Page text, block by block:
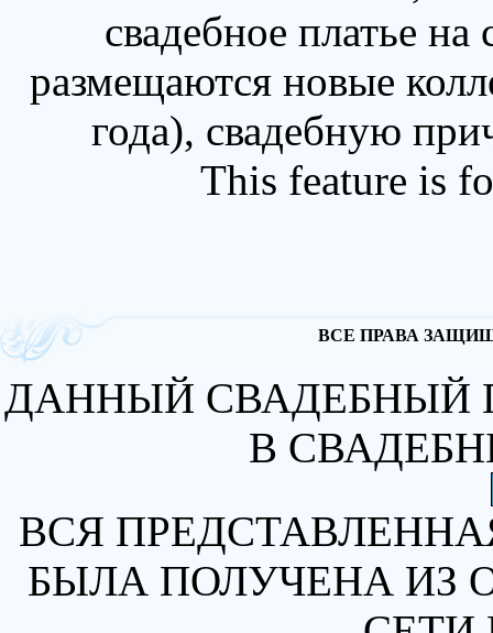
свадебное платье
размещаются новые
года), свадебную
This feature is
ВСЕ ПРАВА
ДАННЫЙ СВАДЕБНЫЙ
В
ВСЯ
БЫЛА ПОЛУЧЕНА ИЗ